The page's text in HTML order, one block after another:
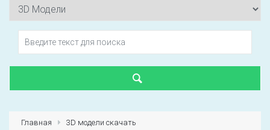
Главная
3D модели скачать